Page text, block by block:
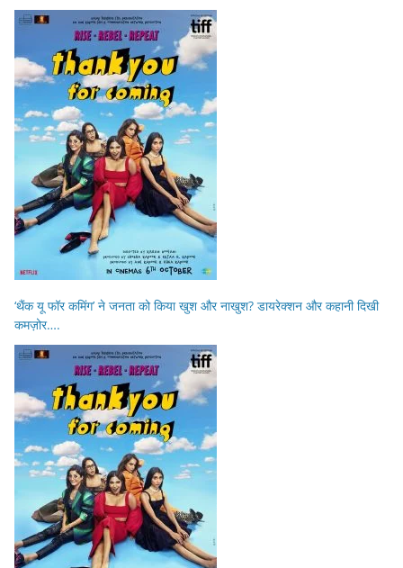
‘थैंक यू फॉर कमिंग’ ने जनता को किया खुश और नाखुश? डायरेक्शन और कहानी दिखी
कमज़ोर….